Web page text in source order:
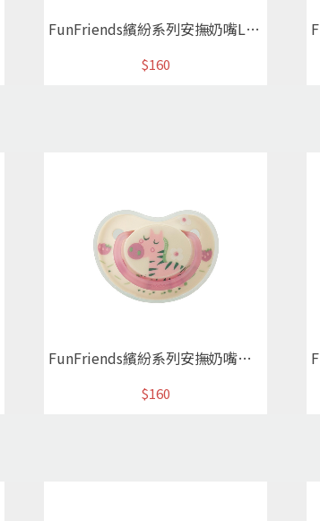
FunFriends繽紛系列安撫奶嘴L粉紅小馬
$160
FunFriends繽紛系列安撫奶嘴M可愛斑馬
$160